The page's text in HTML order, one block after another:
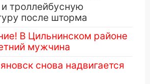
троллейбусную
после шторма
В Цильнинском районе
мужчина
снова надвигается